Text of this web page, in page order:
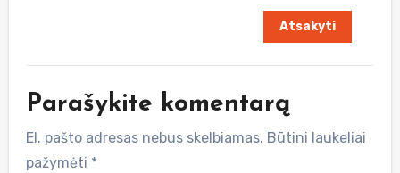
Atsakyti
Parašykite komentarą
El. pašto adresas nebus skelbiamas. Būtini laukeliai
pažymėti *